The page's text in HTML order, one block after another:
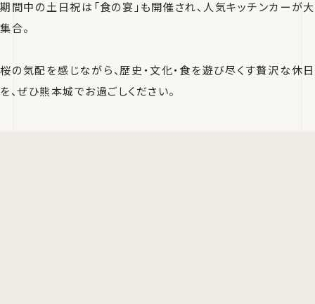
期間中の土日祝は「食の宴」も開催され、人気キッチンカーが大
集合。
桜の気配を感じながら、歴史・文化・食を遊び尽くす贅沢な休日
を、ぜひ熊本城でお過ごしください。